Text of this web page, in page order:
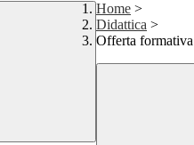
Home >
Didattica >
Offerta formativa